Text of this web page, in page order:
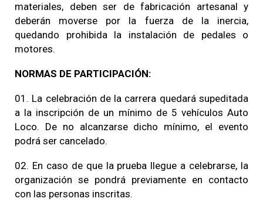
materiales, deben ser de fabricación artesanal y
deberán moverse por la fuerza de la inercia,
quedando prohibida la instalación de pedales o
motores.
NORMAS DE PARTICIPACIÓN:
01. La celebración de la carrera quedará supeditada
a la inscripción de un mínimo de 5 vehículos Auto
Loco. De no alcanzarse dicho mínimo, el evento
podrá ser cancelado.
02. En caso de que la prueba llegue a celebrarse, la
organización se pondrá previamente en contacto
con las personas inscritas.